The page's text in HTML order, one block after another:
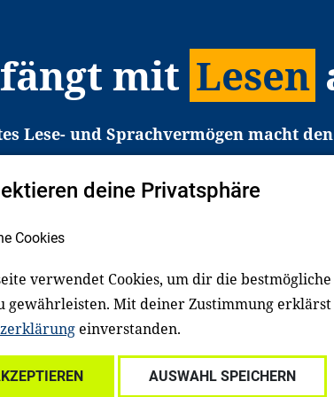
mit Lesen
Lese- und Sprachvermögen macht
den Zugang zu Bildung und einem
in Deutschland haben aber große
gezielt an Familien sowie an
Dafür arbeiten wir eng mit
Unternehmen und anderen
Über uns Spenden Für Familien
deine Privatsphäre
Cookies
verwendet Cookies, um dir die
gewährleisten. Mit deiner Zustimmung
einverstanden.
AUSWAHL SPEICHERN